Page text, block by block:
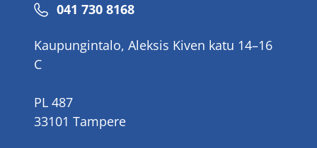
Puhelinnumero
041 730 8168
Kaupungintalo, Aleksis Kiven katu 14–16
C
PL 487
33101 Tampere